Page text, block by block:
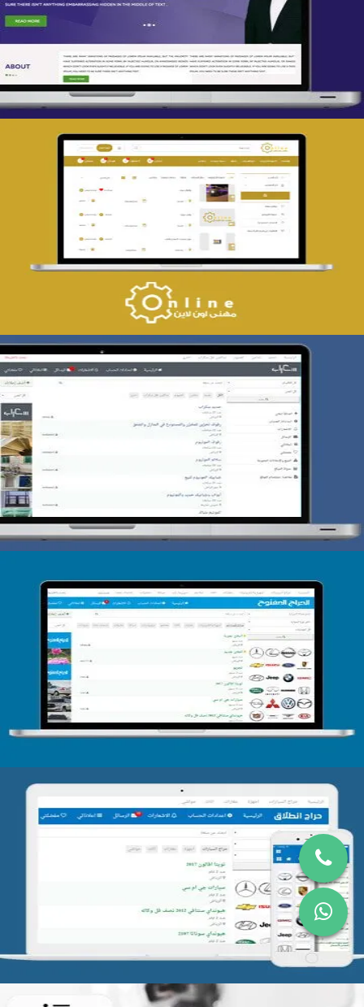
تصميم حراج مهنى
التفاصيل
تصميم حراج سكراب
التفاصيل
تصميم الحراج الدولى
تصميم موقع حراج